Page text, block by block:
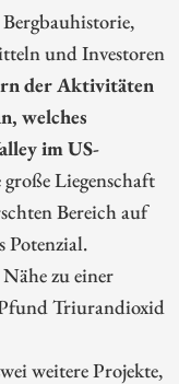
und Investoren
der Aktivitäten
welches
im US-
große Liegenschaft
Bereich auf
Potenzial.
zu einer
Triurandioxid
weitere Projekte,